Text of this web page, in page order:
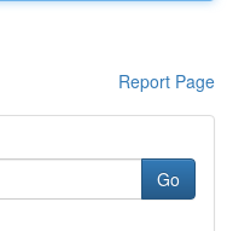
Report Page
Go